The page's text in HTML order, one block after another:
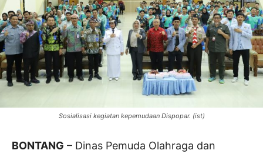
Sosialisasi kegiatan kepemudaan Dispopar. (ist)
BONTANG – Dinas Pemuda Olahraga dan